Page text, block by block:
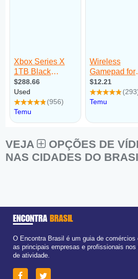
VEJA
OPÇÕES DE
NAS CIDADES DO
ENCONTRA BRASIL
O Encontra Brasil é um guia de
as principais empresas e profissionais
de atividade.